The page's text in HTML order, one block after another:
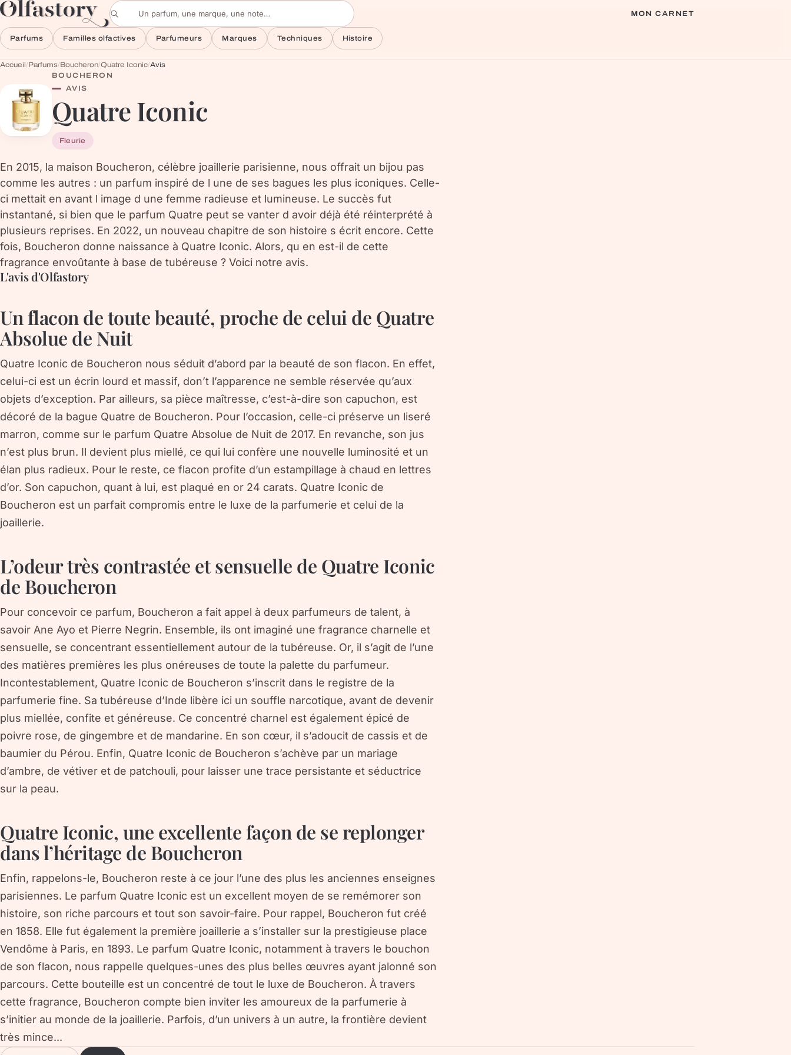
Aller au contenu
Rechercher un parfum
MON CARNET
Parfums Familles olfactives Parfumeurs Marques Techniques Histoire
Accueil/Parfums/Boucheron/Quatre Iconic/Avis
BOUCHERON
AVIS
Quatre Iconic
Fleurie
En 2015, la maison Boucheron, célèbre joaillerie parisienne, nous offrait un bijou pas
comme les autres : un parfum inspiré de l une de ses bagues les plus iconiques. Celle-
ci mettait en avant l image d une femme radieuse et lumineuse. Le succès fut
instantané, si bien que le parfum Quatre peut se vanter d avoir déjà été réinterprété à
plusieurs reprises. En 2022, un nouveau chapitre de son histoire s écrit encore. Cette
fois, Boucheron donne naissance à Quatre Iconic. Alors, qu en est-il de cette
fragrance envoûtante à base de tubéreuse ? Voici notre avis.
L'avis d'Olfastory
Un flacon de toute beauté, proche de celui de Quatre
Absolue de Nuit
Quatre Iconic de Boucheron nous séduit d’abord par la beauté de son flacon. En effet,
celui-ci est un écrin lourd et massif, don’t l’apparence ne semble réservée qu’aux
objets d’exception. Par ailleurs, sa pièce maîtresse, c’est-à-dire son capuchon, est
décoré de la bague Quatre de Boucheron. Pour l’occasion, celle-ci préserve un liseré
marron, comme sur le parfum Quatre Absolue de Nuit de 2017. En revanche, son jus
n’est plus brun. Il devient plus miellé, ce qui lui confère une nouvelle luminosité et un
élan plus radieux. Pour le reste, ce flacon profite d’un estampillage à chaud en lettres
d’or. Son capuchon, quant à lui, est plaqué en or 24 carats. Quatre Iconic de
Boucheron est un parfait compromis entre le luxe de la parfumerie et celui de la
joaillerie.
L’odeur très contrastée et sensuelle de Quatre Iconic
de Boucheron
Pour concevoir ce parfum, Boucheron a fait appel à deux parfumeurs de talent, à
savoir Ane Ayo et Pierre Negrin. Ensemble, ils ont imaginé une fragrance charnelle et
sensuelle, se concentrant essentiellement autour de la tubéreuse. Or, il s’agit de l’une
des matières premières les plus onéreuses de toute la palette du parfumeur.
Incontestablement, Quatre Iconic de Boucheron s’inscrit dans le registre de la
parfumerie fine. Sa tubéreuse d’Inde libère ici un souffle narcotique, avant de devenir
plus miellée, confite et généreuse. Ce concentré charnel est également épicé de
poivre rose, de gingembre et de mandarine. En son cœur, il s’adoucit de cassis et de
baumier du Pérou. Enfin, Quatre Iconic de Boucheron s’achève par un mariage
d’ambre, de vétiver et de patchouli, pour laisser une trace persistante et séductrice
sur la peau.
Quatre Iconic, une excellente façon de se replonger
dans l’héritage de Boucheron
Enfin, rappelons-le, Boucheron reste à ce jour l’une des plus les anciennes enseignes
parisiennes. Le parfum Quatre Iconic est un excellent moyen de se remémorer son
histoire, son riche parcours et tout son savoir-faire. Pour rappel, Boucheron fut créé
en 1858. Elle fut également la première joaillerie a s’installer sur la prestigieuse place
Vendôme à Paris, en 1893. Le parfum Quatre Iconic, notamment à travers le bouchon
de son flacon, nous rappelle quelques-unes des plus belles œuvres ayant jalonné son
parcours. Cette bouteille est un concentré de tout le luxe de Boucheron. À travers
cette fragrance, Boucheron compte bien inviter les amoureux de la parfumerie à
s’initier au monde de la joaillerie. Parfois, d’un univers à un autre, la frontière devient
très mince...